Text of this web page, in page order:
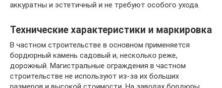
аккуратны и эстетичный и не требуют особого ухода.
Технические характеристики и маркировка
В частном строительстве в основном применяется
бордюрный камень садовый и, несколько реже,
дорожный. Магистральные ограждения в частном
строительстве не используют из-за их больших